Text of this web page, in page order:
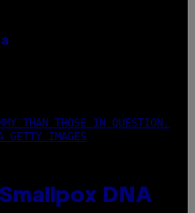
THAN THOSE IN QUESTION.
GETTY IMAGES
DNA